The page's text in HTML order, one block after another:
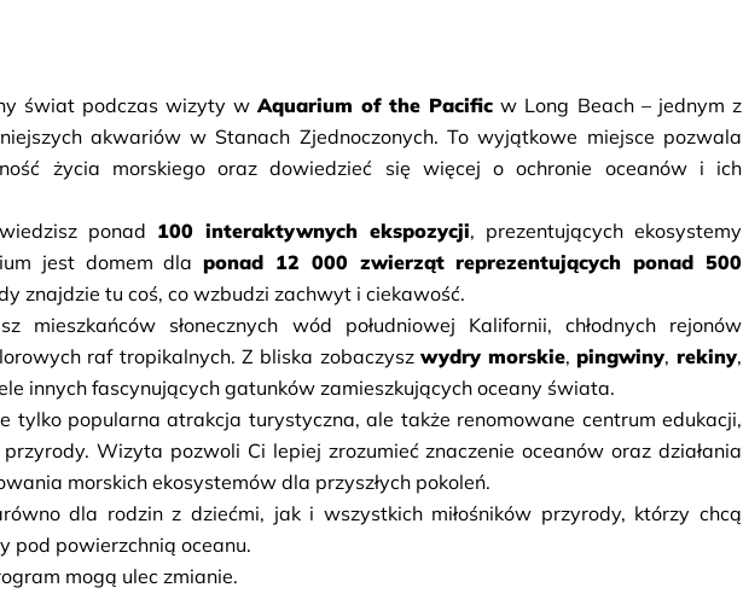
świat podczas wizyty w Aquarium of the Pacific w Long Beach – jednym z
akwariów w Stanach Zjednoczonych. To wyjątkowe miejsce pozwala
życia morskiego oraz dowiedzieć się więcej o ochronie oceanów i ich
ponad 100 interaktywnych ekspozycji, prezentujących ekosystemy
jest domem dla ponad 12 000 zwierząt reprezentujących ponad 500
znajdzie tu coś, co wzbudzi zachwyt i ciekawość.
mieszkańców słonecznych wód południowej Kalifornii, chłodnych rejonów
raf tropikalnych. Z bliska zobaczysz wydry morskie, pingwiny, rekiny
innych fascynujących gatunków zamieszkujących oceany świata.
tylko popularna atrakcja turystyczna, ale także renomowane centrum edukacji,
Wizyta pozwoli Ci lepiej zrozumieć znaczenie oceanów oraz działania
morskich ekosystemów dla przyszłych pokoleń.
dla rodzin z dziećmi, jak i wszystkich miłośników przyrody, którzy chcą
pod powierzchnią oceanu.
mogą ulec zmianie.